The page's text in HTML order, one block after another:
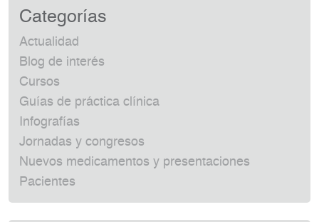
Categorías
Actualidad
Blog de interés
Cursos
Guías de práctica clínica
Infografías
Jornadas y congresos
Nuevos medicamentos y presentaciones
Pacientes